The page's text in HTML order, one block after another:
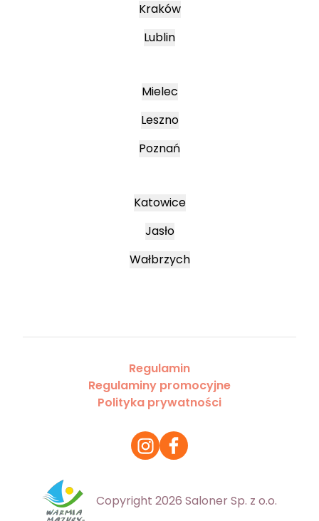
Kraków
Lublin
Mielec
Leszno
Poznań
Katowice
Jasło
Wałbrzych
Regulamin
Regulaminy promocyjne
Polityka prywatności
Copyright 2026 Saloner Sp. z o.o.